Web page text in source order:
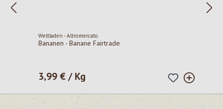
Weltladen - Altromercato
Bananen - Banane Fairtrade
Regulärer Preis:
3,99 € / Kg